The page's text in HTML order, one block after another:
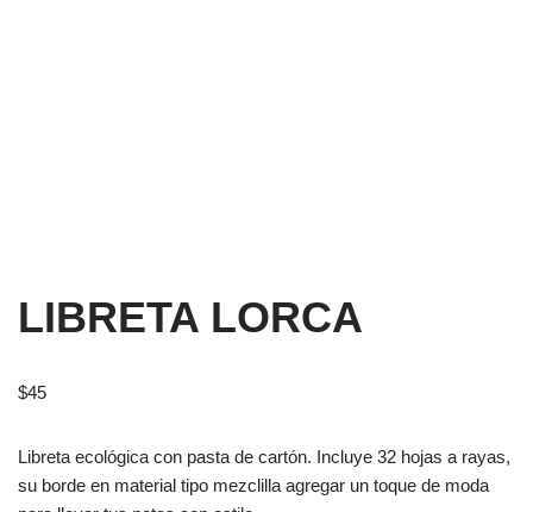
LIBRETA LORCA
$45
Libreta ecológica con pasta de cartón. Incluye 32 hojas a rayas,
su borde en material tipo mezclilla agregar un toque de moda